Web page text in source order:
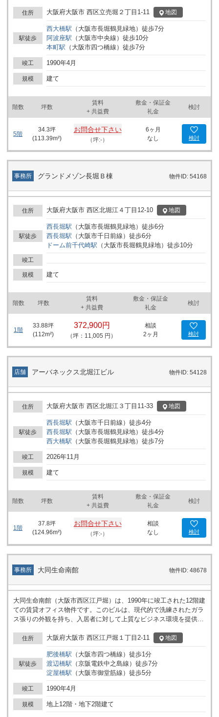
市の利便性を享受できる立地です。 最寄りの西大橋駅から程近く、
交通アクセスが非常に便利である点が魅力の一つです。「本町駅」
も利用可能で、大阪市内および周辺エリアへの移動もスムーズで
す。また、ビルの斜め向かいには阿波座南公園が位置しており、仕
事の合間にリフレッシュするのにも好適です。 ビジネスゾーン本町
西ビルは、24時間体制のセキュリティが整っており、安心して業務
に専念できる環境が整備されています。エントランスを含む共用部
分は常に清潔に保たれ、訪問客への印象も良好です。また、1階に
はテナントが入居可能であり、ビジネスの多様なニーズに対応可能
です。地下1階にもテナントスペースがあり、さまざまな業種での
活用が期待されます。 このビルは、ビジネスゾーン本町西ビルのネ
ームプレートが掲げられ、視認性も高いことから、企業のブランド
イメージを効果的に伝えることができます。周辺にはコンビニエン
スストアのローソンや、人気の飲食店である吉野家などがあり、日
常のビジネスシーンをサポートする多様な施設が充実しています。
このような立地と施設の優位性から、ビジネスゾーン本町西ビル
は、オフィスの移転を検討されている企業、新規事業の開始を予定
されている方、あるいは新たに店舗の開業を考えている方にとっ
て、非常に魅力的な選択肢となるでしょう。効率的な通勤環境と、
ます。 まとめとして、大阪市西区の中心に位置し、利便性と安全性
を兼ね備えたビジネスゾーン本町西ビルは、これからのビジネス展
開に理想的な拠点となり得ます。この機会に、ぜひご検討くださ
住所 大阪府大阪市 西区立売堀２丁目1-11 地図
駅徒歩
西大橋駅 （ 大阪市長堀鶴見緑地） 徒歩7分
阿波座駅 （ 大阪市中央線 ） 徒歩10分
本町駅 （ 大阪市四つ橋線 ） 徒歩7分
竣工 1990年4月
規模 建て
階数 坪数
賃料
+ 共益費
敷金・保証金
礼金
検討
5階
34.3坪
(113.39m²)
お問合せ下さい
（坪:-）
6ヶ月
なし
検討
事務所 グランドメゾン長堀Ｂ棟 物件ID: 54168
住所 大阪府大阪市 西区北堀江４丁目12-10 地図
駅徒歩
西長堀駅 （ 大阪市長堀鶴見緑地） 徒歩6分
西長堀駅 （ 大阪市千日前線 ） 徒歩6分
ドーム前千代崎駅 （ 大阪市長堀鶴見緑地） 徒歩10分
竣工
規模 建て
階数 坪数
賃料
+ 共益費
敷金・保証金
礼金
検討
1階
33.88坪
(112m²)
372,900円
（坪：11,005 円）
相談
2ヶ月
検討
店舗 アーバネックス北堀江ビル 物件ID: 54128
住所 大阪府大阪市 西区北堀江３丁目11-33 地図
駅徒歩
西長堀駅 （ 大阪市千日前線 ） 徒歩4分
西長堀駅 （ 大阪市長堀鶴見緑地） 徒歩4分
西大橋駅 （ 大阪市長堀鶴見緑地） 徒歩7分
竣工 2026年11月
規模 建て
階数 坪数
賃料
+ 共益費
敷金・保証金
礼金
検討
1階
37.8坪
(124.96m²)
お問合せ下さい
（坪:-）
相談
なし
検討
事務所 大同生命南館 物件ID: 48678
大同生命南館（大阪市西区江戸堀）は、1990年に竣工された12階建
ての賃貸オフィス物件です。このビルは、現代的で洗練されたガラ
ス張りの外観を持ち、入居者に対して上質なビジネス環境を提供し
います。アクセスの良さは、ビジネス利便性の観点でも大きな魅力
と言えます。 この物件は、120坪以上のフロアプランを基準とし、
企業の規模や必要に応じて分割区画が可能なため、多様なニーズに
対応可能です。周辺には大型オフィスビルや各種飲食店が建ち並
び、都心の活気にあふれたエリアに位置しています。また、徒歩1
分でスターバックスコーヒー肥後橋南店と松屋肥後橋店が利用でき
るなど、ランチタイムの選択肢も充実しています。 セキュリティに
おいては、機械警備が導入されており、24時間の利用が可能です。
これは、柔軟な働き方を模索している企業にとって大きな利点とな
住所 大阪府大阪市 西区江戸堀１丁目2-11 地図
駅徒歩
肥後橋駅 （ 大阪市四つ橋線 ） 徒歩1分
渡辺橋駅 （京阪電鉄中之島線 ） 徒歩7分
淀屋橋駅 （ 大阪市御堂筋線 ） 徒歩5分
竣工 1990年4月
規模 地上12階・地下2階建て